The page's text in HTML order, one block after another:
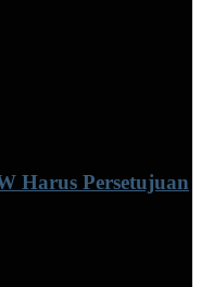
Harus Persetujuan